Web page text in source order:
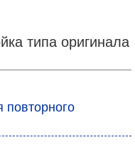
типа оригинала
повторного